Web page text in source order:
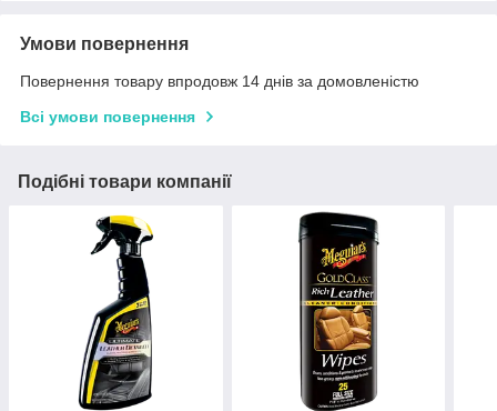
Умови повернення
Повернення товару впродовж 14 днів за домовленістю
Всі умови повернення
Подібні товари компанії